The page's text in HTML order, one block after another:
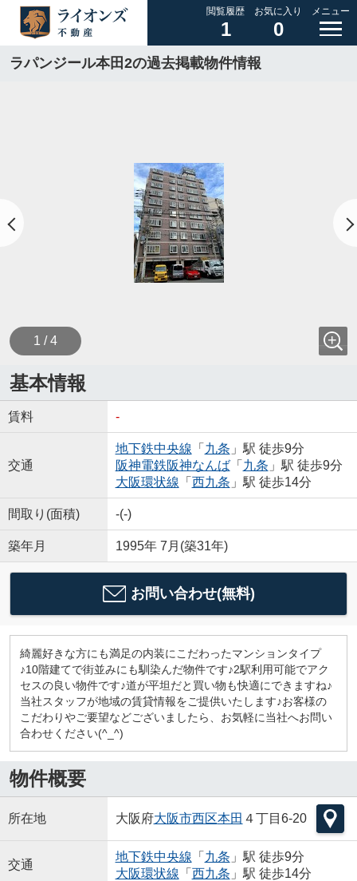
閲覧履歴
1
お気に入り
0
メニュー
ラパンジール本田2の過去掲載物件情報
1 / 4
基本情報
賃料 -
交通
地下鉄中央線 「 九条 」駅 徒歩9分
阪神電鉄阪神なんば「 九条 」駅 徒歩9分
大阪環状線 「 西九条 」駅 徒歩14分
間取り(面積) -(-)
築年月 1995年 7月(築31年)
お問い合わせ(無料)
綺麗好きな方にも満足の内装にこだわったマンションタイプ
♪10階建てで街並みにも馴染んだ物件です♪2駅利用可能でアク
セスの良い物件です♪道が平坦だと買い物も快適にできますね♪
当社スタッフが地域の賃貸情報をご提供いたします♪お客様の
こだわりやご要望などございましたら、お気軽に当社へお問い
合わせください(^_^)
物件概要
所在地 大阪府大阪市西区本田 ４丁目6-20
交通
地下鉄中央線 「 九条 」駅 徒歩9分
大阪環状線 「 西九条 」駅 徒歩14分